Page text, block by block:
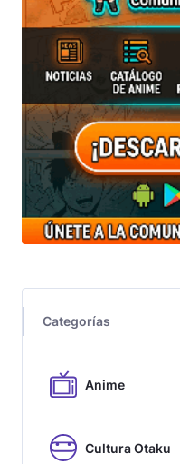
Categorías
Anime
Cultura Otaku